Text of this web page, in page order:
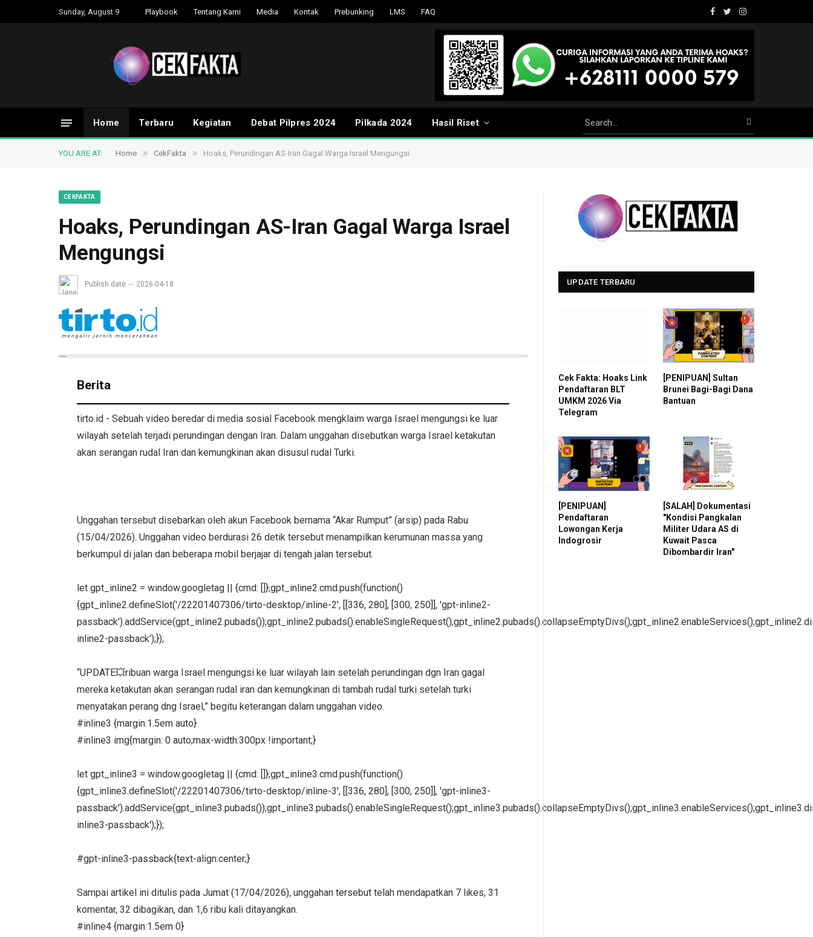
Sunday, August 9 Playbook Tentang Kami Media Kontak Prebunking LMS FAQ
Facebook
TwitterInstagram
Home Terbaru Kegiatan Debat Pilpres 2024 Pilkada 2024 Hasil Riset
YOU ARE AT: Home » CekFakta » Hoaks, Perundingan AS-Iran Gagal Warga Israel Mengungsi
CEKFAKTA
Hoaks, Perundingan AS-Iran Gagal Warga Israel
Mengungsi
Publish date 2026-04-18
Berita
tirto.id - Sebuah video beredar di media sosial Facebook mengklaim warga Israel mengungsi ke luar
wilayah setelah terjadi perundingan dengan Iran. Dalam unggahan disebutkan warga Israel ketakutan
akan serangan rudal Iran dan kemungkinan akan disusul rudal Turki.
Unggahan tersebut disebarkan oleh akun Facebook bernama “Akar Rumput” (arsip) pada Rabu
(15/04/2026). Unggahan video berdurasi 26 detik tersebut menampilkan kerumunan massa yang
berkumpul di jalan dan beberapa mobil berjajar di tengah jalan tersebut.
let gpt_inline2 = window.googletag || {cmd: []};gpt_inline2.cmd.push(function()
{gpt_inline2.defineSlot('/22201407306/tirto-desktop/inline-2', [[336, 280], [300, 250]], 'gpt-inline2-
inline2-passback');});
“UPDATE💥ribuan warga Israel mengungsi ke luar wilayah lain setelah perundingan dgn Iran gagal
mereka ketakutan akan serangan rudal iran dan kemungkinan di tambah rudal turki setelah turki
menyatakan perang dng Israel,” begitu keterangan dalam unggahan video.
#inline3 {margin:1.5em auto}
#inline3 img{margin: 0 auto;max-width:300px !important;}
let gpt_inline3 = window.googletag || {cmd: []};gpt_inline3.cmd.push(function()
{gpt_inline3.defineSlot('/22201407306/tirto-desktop/inline-3', [[336, 280], [300, 250]], 'gpt-inline3-
inline3-passback');});
#gpt-inline3-passback{text-align:center;}
Sampai artikel ini ditulis pada Jumat (17/04/2026), unggahan tersebut telah mendapatkan 7 likes, 31
komentar, 32 dibagikan, dan 1,6 ribu kali ditayangkan.
#inline4 {margin:1.5em 0}
UPDATE TERBARU
Cek Fakta: Hoaks Link
Pendaftaran BLT
UMKM 2026 Via
Telegram
[PENIPUAN] Sultan
Brunei Bagi-Bagi Dana
Bantuan
[PENIPUAN]
Pendaftaran
Lowongan Kerja
Indogrosir
[SALAH] Dokumentasi
"Kondisi Pangkalan
Militer Udara AS di
Kuwait Pasca
Dibombardir Iran"